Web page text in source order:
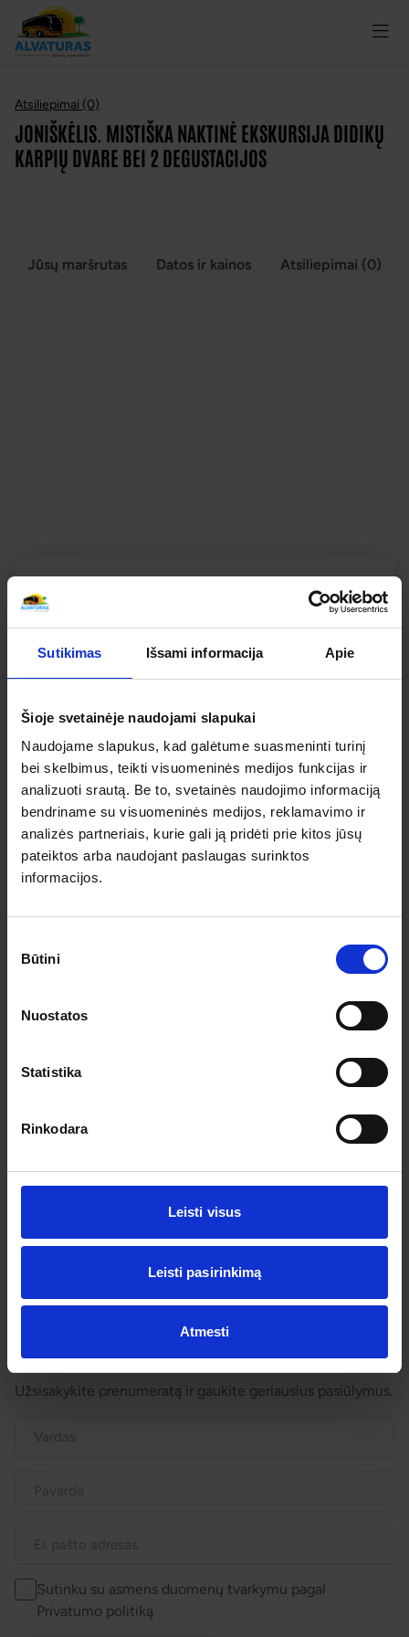
Sutikimas Išsami informacija Apie
Šioje svetainėje naudojami slapukai
Naudojame slapukus, kad galėtume suasmeninti turinį
bei skelbimus, teikti visuomeninės medijos funkcijas ir
analizuoti srautą. Be to, svetainės naudojimo informaciją
bendriname su visuomeninės medijos, reklamavimo ir
analizės partneriais, kurie gali ją pridėti prie kitos jūsų
pateiktos arba naudojant paslaugas surinktos
informacijos.
pasirinkimas
Būtini
Nuostatos
Statistika
Rinkodara
Leisti visus
Leisti pasirinkimą
Atmesti
Atsiliepimai (0)
JONIŠKĖLIS. MISTIŠKA NAKTINĖ EKSKURSIJA DIDIKŲ
KARPIŲ DVARE BEI 2 DEGUSTACIJOS
Jūsų maršrutas Datos ir kainos Atsiliepimai (0)
Bendras kelionės vertinimas
įvertinimas
0
IŠ 5
5
0
4
0
3
1
Apie organizatorių
Kontaktai
Pagalba ir informacija
Dovanų kuponai
Pinigų grąžinimas
Prenumeruokite!
Užsisakykite prenumeratą ir gaukite geriausius pasiūlymus.
Sutinku su asmens duomenų tvarkymu pagal
Privatumo politiką